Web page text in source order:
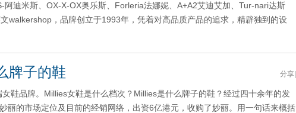
迪米斯、OX-X-OX奥乐斯、Forleria法娜妮、A+A2艾迪艾加、Tur-nari达斯
walkershop，品牌创立于1993年，凭着对高品质产品的追求，精辟独到的设
牌子的鞋 分享
鞋品牌。Millies女鞋是什么档次？Millies是什么牌子的鞋？经过四十余年的发
丽的市场定位及目前的经销网络，出资6亿港元，收购了妙丽。用一句话来概括